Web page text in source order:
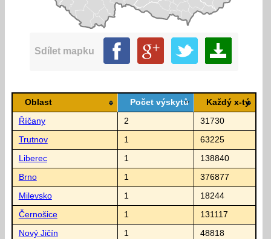
Sdílet mapku
Oblast Počet výskytů Každý x-tý
Říčany 2 31730
Trutnov 1 63225
Liberec 1 138840
Brno 1 376877
Milevsko 1 18244
Černošice 1 131117
Nový Jičín 1 48818